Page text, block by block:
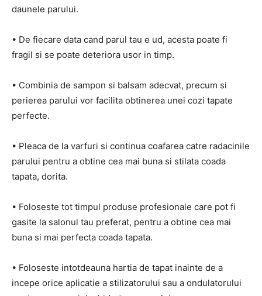
daunele parului.
• De fiecare data cand parul tau e ud, acesta poate fi
fragil si se poate deteriora usor in timp.
• Combinia de sampon si balsam adecvat, precum si
perierea parului vor facilita obtinerea unei cozi tapate
perfecte.
• Pleaca de la varfuri si continua coafarea catre radacinile
parului pentru a obtine cea mai buna si stilata coada
tapata, dorita.
• Foloseste tot timpul produse profesionale care pot fi
gasite la salonul tau preferat, pentru a obtine cea mai
buna si mai perfecta coada tapata.
• Foloseste intotdeauna hartia de tapat inainte de a
incepe orice aplicatie a stilizatorului sau a ondulatorului